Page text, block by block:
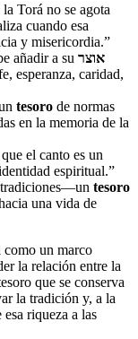
la Torá no se agota
cuando esa
y misericordia.”
añadir a su אוצר
esperanza, caridad,
tesoro de normas
en la memoria de la
el canto es un
espiritual.”
tesoro
una vida de
como un marco
la relación entre la
que se conserva
la tradición y, a la
riqueza a las